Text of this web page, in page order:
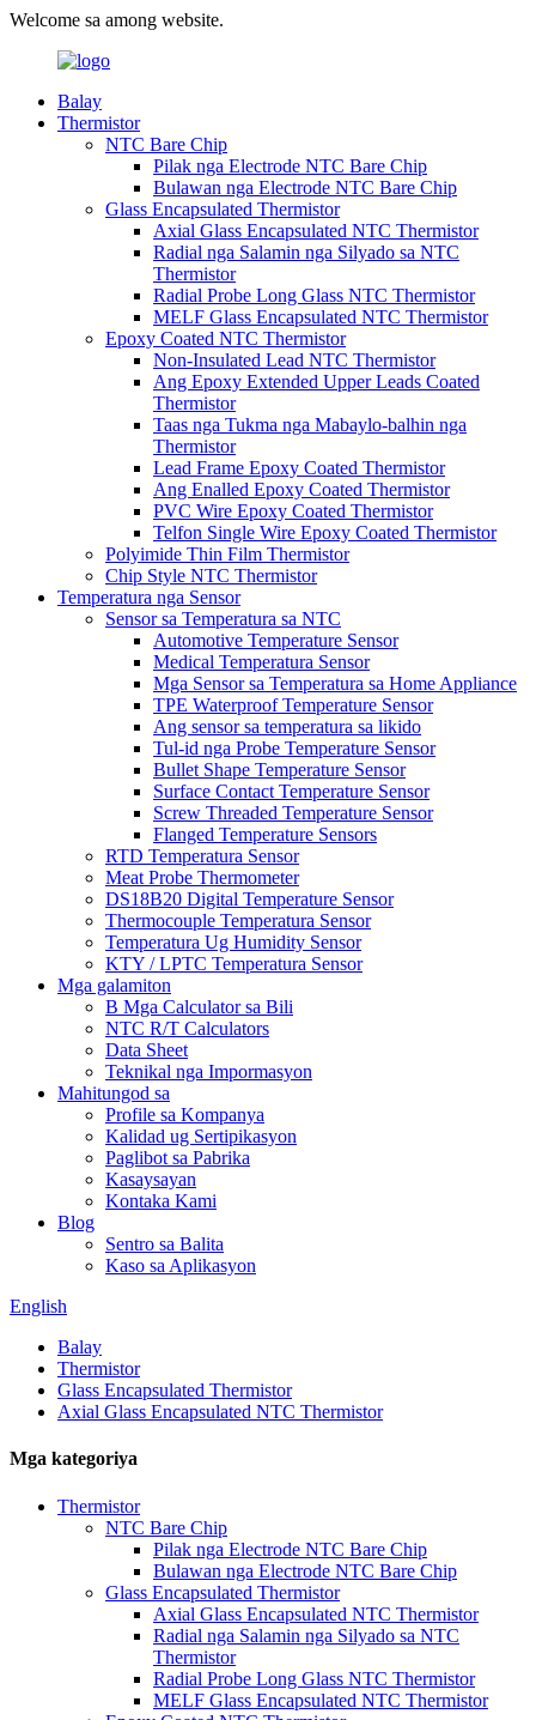
Welcome sa among website.
Balay
Thermistor
NTC Bare Chip
Pilak nga Electrode NTC Bare Chip
Bulawan nga Electrode NTC Bare Chip
Glass Encapsulated Thermistor
Axial Glass Encapsulated NTC Thermistor
Radial nga Salamin nga Silyado sa NTC
Thermistor
Radial Probe Long Glass NTC Thermistor
MELF Glass Encapsulated NTC Thermistor
Epoxy Coated NTC Thermistor
Non-Insulated Lead NTC Thermistor
Ang Epoxy Extended Upper Leads Coated
Thermistor
Taas nga Tukma nga Mabaylo-balhin nga
Thermistor
Lead Frame Epoxy Coated Thermistor
Ang Enalled Epoxy Coated Thermistor
PVC Wire Epoxy Coated Thermistor
Telfon Single Wire Epoxy Coated Thermistor
Polyimide Thin Film Thermistor
Chip Style NTC Thermistor
Temperatura nga Sensor
Sensor sa Temperatura sa NTC
Automotive Temperature Sensor
Medical Temperatura Sensor
Mga Sensor sa Temperatura sa Home Appliance
TPE Waterproof Temperature Sensor
Ang sensor sa temperatura sa likido
Tul-id nga Probe Temperature Sensor
Bullet Shape Temperature Sensor
Surface Contact Temperature Sensor
Screw Threaded Temperature Sensor
Flanged Temperature Sensors
RTD Temperatura Sensor
Meat Probe Thermometer
DS18B20 Digital Temperature Sensor
Thermocouple Temperatura Sensor
Temperatura Ug Humidity Sensor
KTY / LPTC Temperatura Sensor
Mga galamiton
B Mga Calculator sa Bili
NTC R/T Calculators
Data Sheet
Teknikal nga Impormasyon
Mahitungod sa
Profile sa Kompanya
Kalidad ug Sertipikasyon
Paglibot sa Pabrika
Kasaysayan
Kontaka Kami
Blog
Sentro sa Balita
Kaso sa Aplikasyon
English
Balay
Thermistor
Glass Encapsulated Thermistor
Axial Glass Encapsulated NTC Thermistor
Mga kategoriya
Thermistor
NTC Bare Chip
Pilak nga Electrode NTC Bare Chip
Bulawan nga Electrode NTC Bare Chip
Glass Encapsulated Thermistor
Axial Glass Encapsulated NTC Thermistor
Radial nga Salamin nga Silyado sa NTC
Thermistor
Radial Probe Long Glass NTC Thermistor
MELF Glass Encapsulated NTC Thermistor